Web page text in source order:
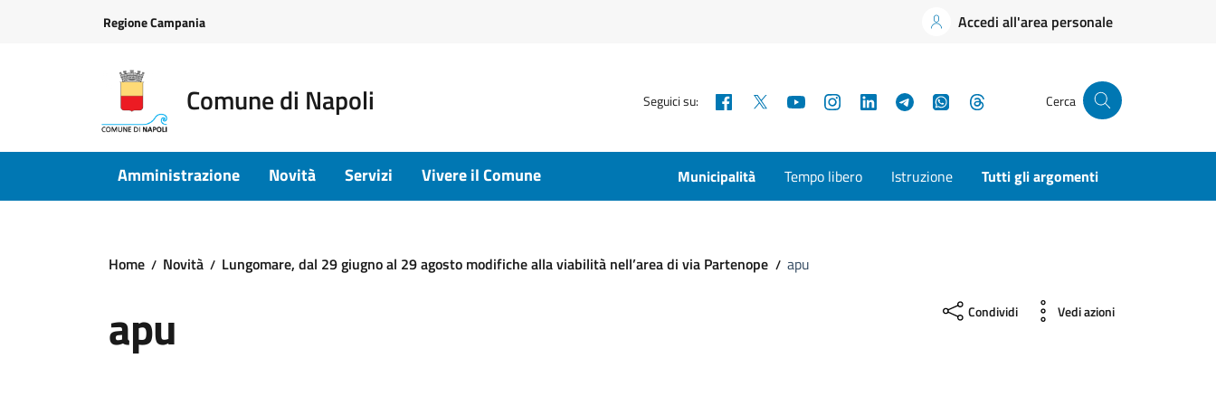
Regione Campania Accedi all'area personale
Comune di Napoli Seguici su: Facebook YouTubeInstagramLinkedInTelegramWhatsApp Cerca
Amministrazione Novità Servizi Vivere il Comune Municipalità Tempo libero Istruzione Tutti gli argomenti
Home Novità Lungomare, dal 29 giugno al 29 agosto modifiche alla viabilità nell’area di via Partenope apu
apu Condividi Vedi azioni